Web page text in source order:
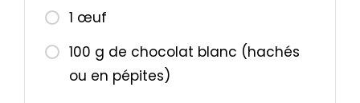
1 œuf
100 g de chocolat blanc (hachés
ou en pépites)